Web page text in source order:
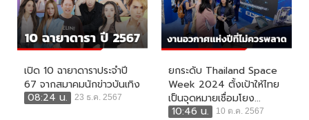
เปิด 10 ฉายาดาราประจำปี
67 จากสมาคมนักข่าวบันเทิง
08:24 น.
23 ธ.ค. 2567
ยกระดับ Thailand Space
Week 2024 ตั้งเป้าให้ไทย
เป็นจุดหมายเชื่อมโยง...
10:46 น.
10 ต.ค. 2567